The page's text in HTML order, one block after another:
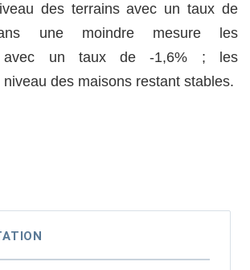
des terrains avec un taux de
une moindre mesure les
avec un taux de -1,6% ; les
des maisons restant stables.